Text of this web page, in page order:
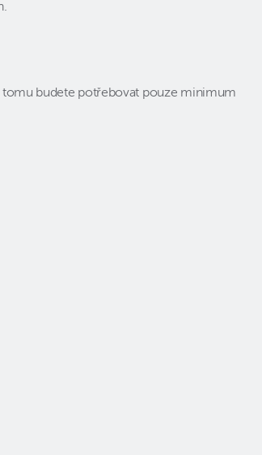
tomu budete potřebovat pouze minimum